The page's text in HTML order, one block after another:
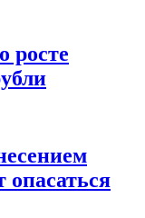
росте